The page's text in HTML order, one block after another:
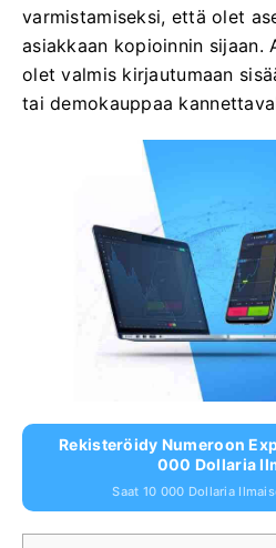
varmistamiseksi, että olet
asiakkaan kopioinnin sijaan.
olet valmis kirjautumaan
tai demokauppaa
Rekisteröidy Numeroon
000 Dollaria
Saat 10 000 Dollaria